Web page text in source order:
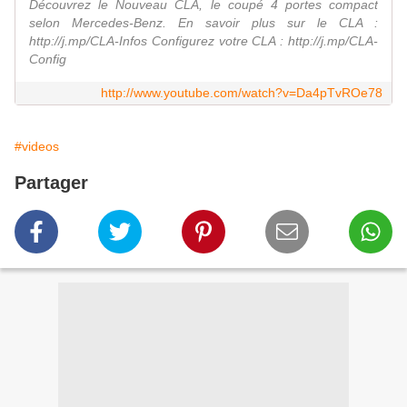
Découvrez le Nouveau CLA, le coupé 4 portes compact
selon Mercedes-Benz. En savoir plus sur le CLA :
http://j.mp/CLA-Infos Configurez votre CLA : http://j.mp/CLA-
Config
http://www.youtube.com/watch?v=Da4pTvROe78
#videos
Partager